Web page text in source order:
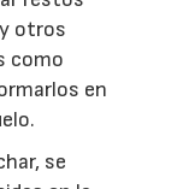
otros
como
en
se